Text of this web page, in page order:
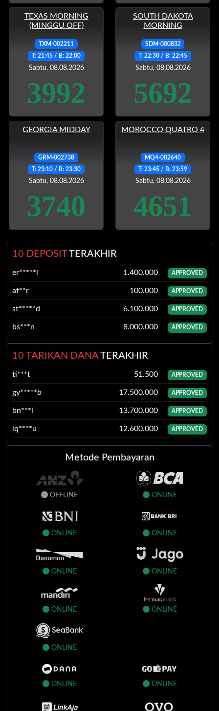
TEXAS MORNING
(MINGGU OFF)
TXM-002211
T: 21:45 / B: 22:00
Sabtu, 08.08.2026
3992
SOUTH DAKOTA
MORNING
SDM-000832
T: 22:30 / B: 22:45
Sabtu, 08.08.2026
5692
GEORGIA MIDDAY
GRM-002738
T: 23:10 / B: 23:30
Sabtu, 08.08.2026
3740
MOROCCO QUATRO 4
MQ4-002640
T: 23:45 / B: 23:59
Sabtu, 08.08.2026
4651
10 DEPOSITTERAKHIR
af**r 100.000 APPROVED
st*****d 6.100.000 APPROVED
bs***n 8.000.000 APPROVED
ka*u 20.000 APPROVED
ra***t 60.000 APPROVED
bi****e 20.000 APPROVED
zj*****d 1.800.000 APPROVED
ta*****u 17.000 APPROVED
er*****l 1.400.000 APPROVED
10 TARIKAN DANATERAKHIR
gy*****b 17.500.000 APPROVED
bn***l 13.700.000 APPROVED
lq****u 12.600.000 APPROVED
aj**b 500.000 APPROVED
xk*****k 2.200.000 APPROVED
8.200.000 APPROVED
17.450.000 APPROVED
51.500
Metode Pembayaran
OFFLINE ONLINE
ONLINE ONLINE
ONLINE ONLINE
ONLINE ONLINE
ONLINE
ONLINE ONLINE